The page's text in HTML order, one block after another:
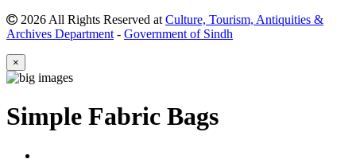
2026 All Rights Reserved at Culture, Tourism, Antiquities &
Archives Department - Government of Sindh
×
Simple Fabric Bags